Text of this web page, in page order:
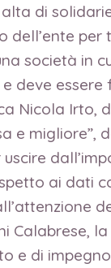
di
per
società in
deve
Nicola Irto,
e
ai dati
e di